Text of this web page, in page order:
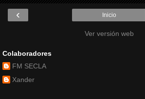
‹ Inicio
Ver versión web
Colaboradores
FM SECLA
Xander